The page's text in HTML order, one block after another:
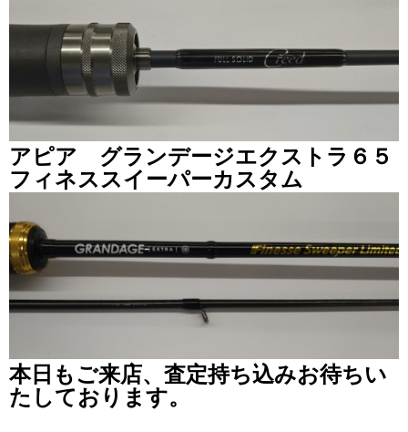
アピア グランデージエクストラ６５
フィネススイーパーカスタム
本日もご来店、査定持ち込みお待ちい
たしております。